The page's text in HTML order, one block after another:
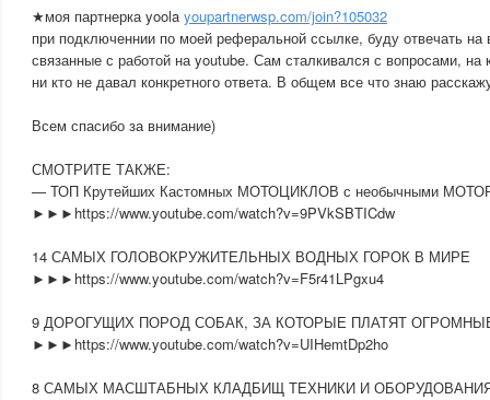
★моя партнерка yoola youpartnerwsp.com/join?105032
при подключеннии по моей реферальной ссылке, буду отвечать на
связанные с работой на youtube. Сам сталкивался с вопросами, на
ни кто не давал конкретного ответа. В общем все что знаю
Всем спасибо за внимание)
СМОТРИТЕ ТАКЖЕ:
— ТОП Крутейших Кастомных МОТОЦИКЛОВ с необычными
►►►https://www.youtube.com/watch?v=9PVkSBTICdw
14 САМЫХ ГОЛОВОКРУЖИТЕЛЬНЫХ ВОДНЫХ ГОРОК В МИРЕ
►►►https://www.youtube.com/watch?v=F5r41LPgxu4
9 ДОРОГУЩИХ ПОРОД СОБАК, ЗА КОТОРЫЕ ПЛАТЯТ
►►►https://www.youtube.com/watch?v=UIHemtDp2ho
8 САМЫХ МАСШТАБНЫХ КЛАДБИЩ ТЕХНИКИ И